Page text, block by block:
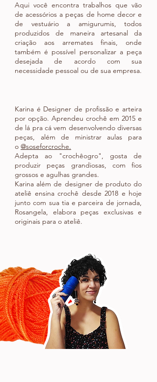
Aqui você encontra trabalhos que vão
de acessórios a peças de home decor e
de vestuário a amigurumis, todos
produzidos de maneira artesanal da
criação aos arremates finais, onde
também é possível personalizar a peça
desejada de acordo com sua
necessidade pessoal ou de sua empresa.
Karina é Designer de profissão e arteira
por opção. Aprendeu crochê em 2015 e
de lá pra cá vem desenvolvendo diversas
peças, além de ministrar aulas para
o @soseforcroche.
Adepta ao "crochêogro", gosta de
produzir peças grandiosas, com fios
grossos e agulhas grandes.
Karina além de designer de produto do
ateliê ensina crochê desde 2018 e hoje
junto com sua tia e parceira de jornada,
Rosangela, elabora peças exclusivas e
originais para o ateliê.